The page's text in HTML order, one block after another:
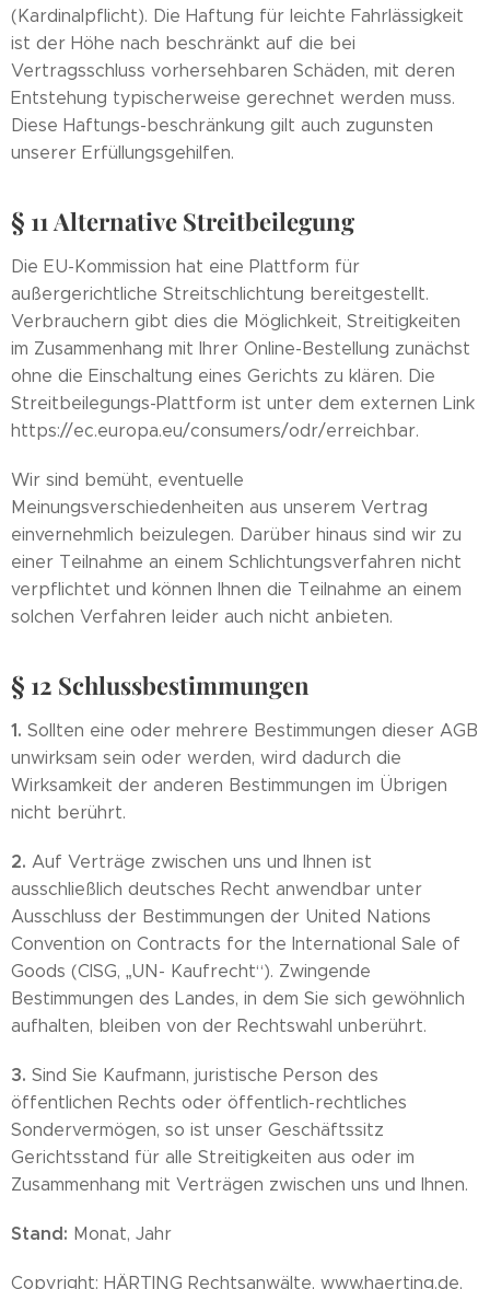
(Kardinalpflicht). Die Haftung für leichte Fahrlässigkeit
ist der Höhe nach beschränkt auf die bei
Vertragsschluss vorhersehbaren Schäden, mit deren
Entstehung typischerweise gerechnet werden muss.
Diese Haftungs-beschränkung gilt auch zugunsten
unserer Erfüllungsgehilfen.
§ 11 Alternative Streitbeilegung
Die EU-Kommission hat eine Plattform für
außergerichtliche Streitschlichtung bereitgestellt.
Verbrauchern gibt dies die Möglichkeit, Streitigkeiten
im Zusammenhang mit Ihrer Online-Bestellung zunächst
ohne die Einschaltung eines Gerichts zu klären. Die
Streitbeilegungs-Plattform ist unter dem externen Link
https://ec.europa.eu/consumers/odr/erreichbar.
Wir sind bemüht, eventuelle
Meinungsverschiedenheiten aus unserem Vertrag
einvernehmlich beizulegen. Darüber hinaus sind wir zu
einer Teilnahme an einem Schlichtungsverfahren nicht
verpflichtet und können Ihnen die Teilnahme an einem
solchen Verfahren leider auch nicht anbieten.
§ 12 Schlussbestimmungen
1. Sollten eine oder mehrere Bestimmungen dieser AGB
unwirksam sein oder werden, wird dadurch die
Wirksamkeit der anderen Bestimmungen im Übrigen
nicht berührt.
2. Auf Verträge zwischen uns und Ihnen ist
ausschließlich deutsches Recht anwendbar unter
Ausschluss der Bestimmungen der United Nations
Convention on Contracts for the International Sale of
Goods (CISG, „UN- Kaufrecht“). Zwingende
Bestimmungen des Landes, in dem Sie sich gewöhnlich
aufhalten, bleiben von der Rechtswahl unberührt.
3. Sind Sie Kaufmann, juristische Person des
öffentlichen Rechts oder öffentlich-rechtliches
Sondervermögen, so ist unser Geschäftssitz
Gerichtsstand für alle Streitigkeiten aus oder im
Zusammenhang mit Verträgen zwischen uns und Ihnen.
Stand: Monat, Jahr
Copyright: HÄRTING Rechtsanwälte, www.haerting.de,